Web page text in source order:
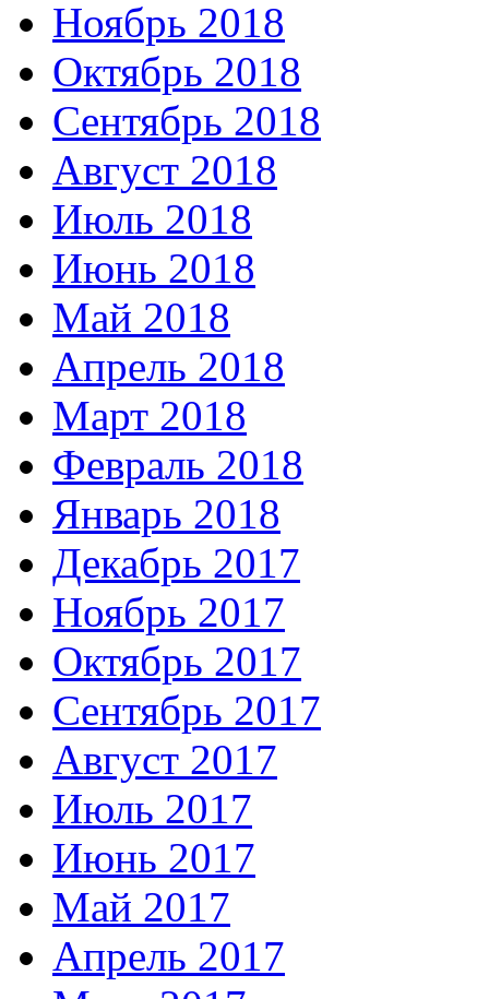
Ноябрь 2018
Октябрь 2018
Сентябрь 2018
Август 2018
Июль 2018
Июнь 2018
Май 2018
Апрель 2018
Март 2018
Февраль 2018
Январь 2018
Декабрь 2017
Ноябрь 2017
Октябрь 2017
Сентябрь 2017
Август 2017
Июль 2017
Июнь 2017
Май 2017
Апрель 2017